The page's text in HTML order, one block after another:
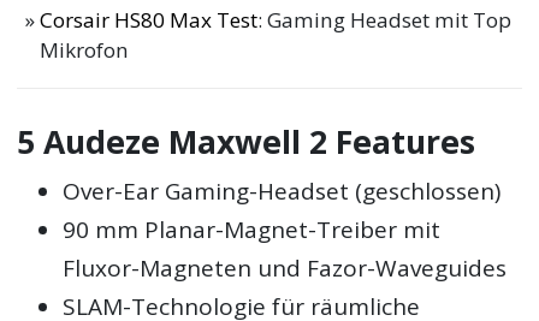
Corsair HS80 Max Test: Gaming Headset mit Top
Mikrofon
5 Audeze Maxwell 2 Features
Over-Ear Gaming-Headset (geschlossen)
90 mm Planar-Magnet-Treiber mit
Fluxor-Magneten und Fazor-Waveguides
SLAM-Technologie für räumliche